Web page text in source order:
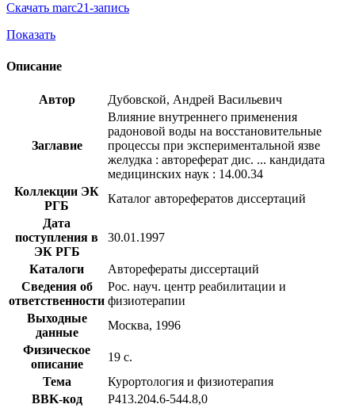
Скачать marc21-запись
Показать
Описание
Автор Дубовской, Андрей Васильевич
Заглавие
Влияние внутреннего применения
радоновой воды на восстановительные
процессы при экспериментальной язве
желудка : автореферат дис. ... кандидата
медицинских наук : 14.00.34
Коллекции ЭК
РГБ
Каталог авторефератов диссертаций
Дата
поступления в
ЭК РГБ
30.01.1997
Каталоги
Авторефераты диссертаций
Сведения об
ответственности
Рос. науч. центр реабилитации и
физиотерапии
Выходные
данные
Москва, 1996
Физическое
описание
19 с.
Тема
Курортология и физиотерапия
BBK-код
Р413.204.6-544.8,0